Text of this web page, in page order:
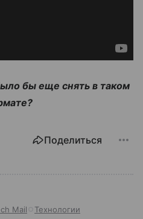
бы еще снять в таком
Поделиться
Mail Технологии